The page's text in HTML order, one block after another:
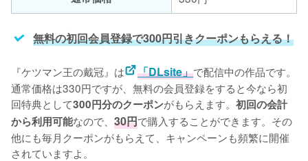
無料の初回会員登録で300円引きクーポンもらえる！
『ケツマン王の戴冠』は 「DLsite」で配信中の作品です。
通常価格は330円ですが、無料の会員登録をすると今なら初
回特典として300円分のクーポンがもらえます。 初回の会計
から利用可能なので、 30円で購入することができます。その
他にも毎月クーポンがもらえて、キャンペーンも頻繁に開催
されていますよ。